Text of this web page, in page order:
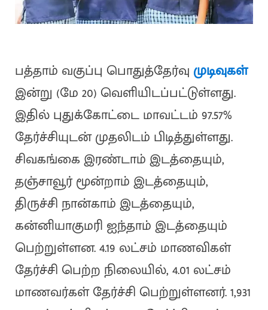
பத்தாம் வகுப்பு பொதுத்தேர்வு முடிவுகள்
இன்று (மே 20) வெளியிடப்பட்டுள்ளது.
இதில் புதுக்கோட்டை மாவட்டம் 97.57%
தேர்ச்சியுடன் முதலிடம் பிடித்துள்ளது.
சிவகங்கை இரண்டாம் இடத்தையும்,
தஞ்சாவூர் மூன்றாம் இடத்தையும்,
திருச்சி நான்காம் இடத்தையும்,
கன்னியாகுமரி ஐந்தாம் இடத்தையும்
பெற்றுள்ளன. 4.19 லட்சம் மாணவிகள்
தேர்ச்சி பெற்ற நிலையில், 4.01 லட்சம்
மாணவர்கள் தேர்ச்சி பெற்றுள்ளனர். 1,931